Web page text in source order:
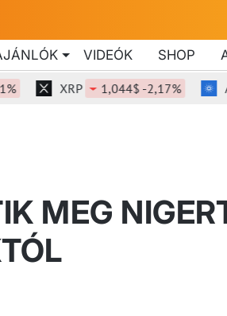
VIDEÓK SHOP
XRP 1,044$ -2,17% ADA
MEG